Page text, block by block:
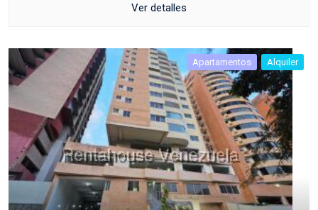
Ver detalles
Apartamentos Alquiler